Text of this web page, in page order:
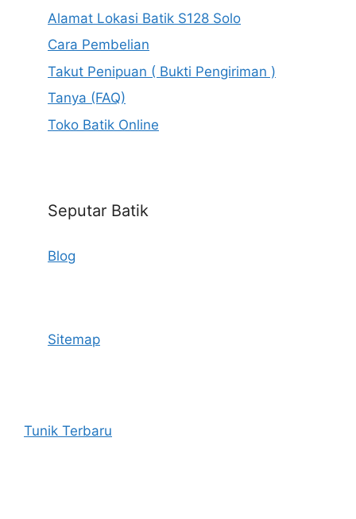
Alamat Lokasi Batik S128 Solo
Cara Pembelian
Takut Penipuan ( Bukti Pengiriman )
Tanya (FAQ)
Toko Batik Online
Seputar Batik
Blog
Sitemap
Tunik Terbaru